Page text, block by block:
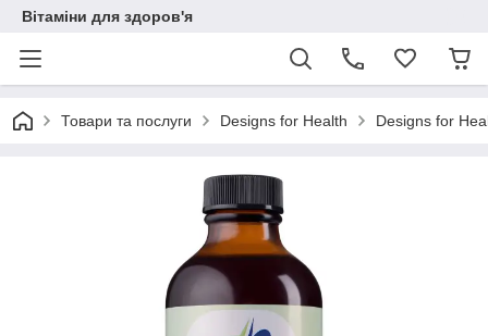
Вітаміни для здоров'я
Товари та послуги Designs for Health Designs for